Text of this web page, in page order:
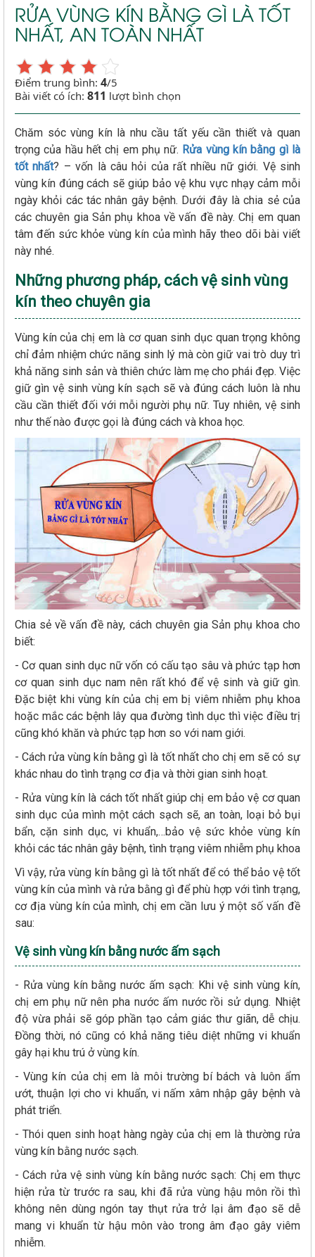
RỬA VÙNG KÍN BẰNG GÌ LÀ TỐT
NHẤT, AN TOÀN NHẤT
Điểm trung bình: 4/5
Bài viết có ích: 811 lượt bình chọn
Chăm sóc vùng kín là nhu cầu tất yếu cần thiết và quan
trọng của hầu hết chị em phụ nữ. Rửa vùng kín bằng gì là
tốt nhất? – vốn là câu hỏi của rất nhiều nữ giới. Vệ sinh
vùng kín đúng cách sẽ giúp bảo vệ khu vực nhạy cảm mỗi
ngày khỏi các tác nhân gây bệnh. Dưới đây là chia sẻ của
các chuyên gia Sản phụ khoa về vấn đề này. Chị em quan
tâm đến sức khỏe vùng kín của mình hãy theo dõi bài viết
này nhé.
Những phương pháp, cách vệ sinh vùng
kín theo chuyên gia
Vùng kín của chị em là cơ quan sinh dục quan trọng không
chỉ đảm nhiệm chức năng sinh lý mà còn giữ vai trò duy trì
khả năng sinh sản và thiên chức làm mẹ cho phái đẹp. Việc
giữ gìn vệ sinh vùng kín sạch sẽ và đúng cách luôn là nhu
cầu cần thiết đối với mỗi người phụ nữ. Tuy nhiên, vệ sinh
như thế nào được gọi là đúng cách và khoa học.
Chia sẻ về vấn đề này, cách chuyên gia Sản phụ khoa cho
biết:
- Cơ quan sinh dục nữ vốn có cấu tạo sâu và phức tạp hơn
cơ quan sinh dục nam nên rất khó để vệ sinh và giữ gìn.
Đặc biệt khi vùng kín của chị em bị viêm nhiễm phụ khoa
hoặc mắc các bệnh lây qua đường tình dục thì việc điều trị
cũng khó khăn và phức tạp hơn so với nam giới.
- Cách rửa vùng kín bằng gì là tốt nhất cho chị em sẽ có sự
khác nhau do tình trạng cơ địa và thời gian sinh hoạt.
- Rửa vùng kín là cách tốt nhất giúp chị em bảo vệ cơ quan
sinh dục của mình một cách sạch sẽ, an toàn, loại bỏ bụi
bẩn, cặn sinh dục, vi khuẩn,…bảo vệ sức khỏe vùng kín
khỏi các tác nhân gây bệnh, tình trạng viêm nhiễm phụ khoa
Vì vậy, rửa vùng kín bằng gì là tốt nhất để có thể bảo vệ tốt
vùng kín của mình và rửa bằng gì để phù hợp với tình trạng,
cơ địa vùng kín của mình, chị em cần lưu ý một số vấn đề
sau:
Vệ sinh vùng kín bằng nước ấm sạch
- Rửa vùng kín bằng nước ấm sạch: Khi vệ sinh vùng kín,
chị em phụ nữ nên pha nước ấm nước rồi sử dụng. Nhiệt
độ vừa phải sẽ góp phần tạo cảm giác thư giãn, dễ chịu.
Đồng thời, nó cũng có khả năng tiêu diệt những vi khuẩn
gây hại khu trú ở vùng kín.
- Vùng kín của chị em là môi trường bí bách và luôn ẩm
ướt, thuận lợi cho vi khuẩn, vi nấm xâm nhập gây bệnh và
phát triển.
- Thói quen sinh hoạt hàng ngày của chị em là thường rửa
vùng kín bằng nước sạch.
- Cách rửa vệ sinh vùng kín bằng nước sạch: Chị em thực
hiện rửa từ trước ra sau, khi đã rửa vùng hậu môn rồi thì
không nên dùng ngón tay thụt rửa trở lại âm đạo sẽ dễ
mang vi khuẩn từ hậu môn vào trong âm đạo gây viêm
nhiễm.